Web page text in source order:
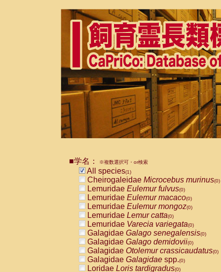
■学名： ※複数選択可・or検索
All species(1)
Cheirogaleidae Microcebus murinus(0)
Lemuridae Eulemur fulvus(0)
Lemuridae Eulemur macaco(0)
Lemuridae Eulemur mongoz(0)
Lemuridae Lemur catta(0)
Lemuridae Varecia variegata(0)
Galagidae Galago senegalensis(0)
Galagidae Galago demidovii(0)
Galagidae Otolemur crassicaudatus(0)
Galagidae Galagidae spp.(0)
Loridae Loris tardigradus(0)